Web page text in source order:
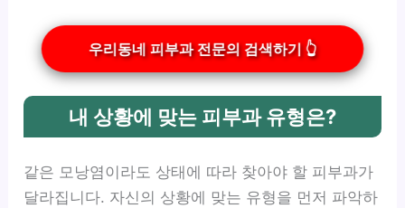
우리동네 피부과 전문의 검색하기 👆
내 상황에 맞는 피부과 유형은?
같은 모낭염이라도 상태에 따라 찾아야 할 피부과가
달라집니다. 자신의 상황에 맞는 유형을 먼저 파악하